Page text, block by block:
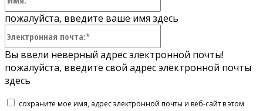
пожалуйста, введите ваше имя здесь
Вы ввели неверный адрес электронной почты!
пожалуйста, введите свой адрес электронной почты
здесь
сохраните мое имя, адрес электронной почты и веб-сайт в этом